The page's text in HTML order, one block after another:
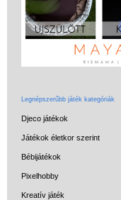
Legnépszerűbb játék kategóriák
Djeco játékok
Játékok életkor szerint
Bébijátékok
Pixelhobby
Kreatív játék